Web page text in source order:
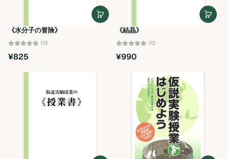
《水分子の冒険》
(0)
¥825
《結晶》
(0)
¥990